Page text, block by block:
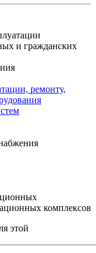
и гражданских
ремонту,
комплексов
этой